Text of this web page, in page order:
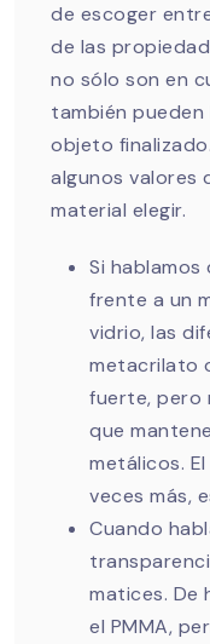
de escoger
de las
no sólo son en
también
objeto
algunos valores
material elegir.
Si
frente a un
vidrio, las
metacrilato
fuerte, pero
que
metálicos.
veces más,
Cuando
matices. De
el PMMA,